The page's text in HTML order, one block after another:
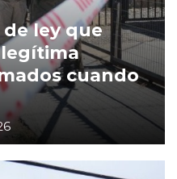
ley que
cuando